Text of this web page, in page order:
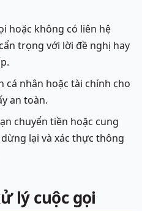
hoặc không có liên hệ
trọng với lời đề nghị hay
cá nhân hoặc tài chính cho
an toàn.
chuyển tiền hoặc cung
lại và xác thực thông
lý cuộc gọi